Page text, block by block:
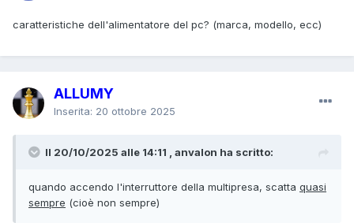
caratteristiche dell'alimentatore del pc? (marca, modello, ecc)
ALLUMY
Inserita: 20 ottobre 2025
Il 20/10/2025 alle 14:11 , anvalon ha scritto:
quando accendo l'interruttore della multipresa, scatta quasi
sempre (cioè non sempre)